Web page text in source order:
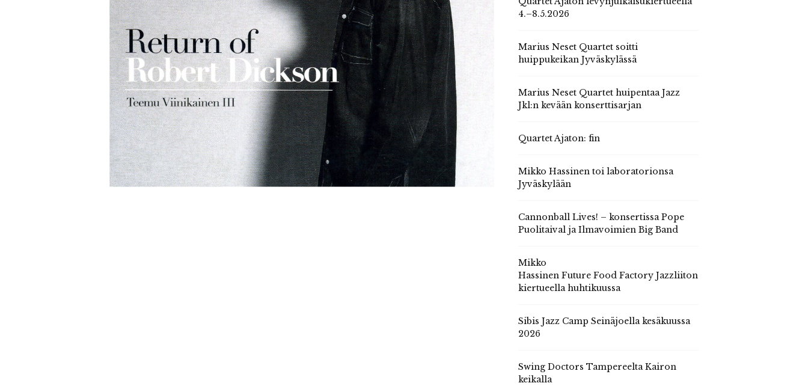
4.–8.5.2026
Marius Neset Quartet soitti
huippukeikan Jyväskylässä
Marius Neset Quartet huipentaa Jazz
Jkl:n kevään konserttisarjan
Quartet Ajaton: fin
Mikko Hassinen toi laboratorionsa
Jyväskylään
Cannonball Lives! – konsertissa Pope
Puolitaival ja Ilmavoimien Big Band
Mikko
Hassinen Future Food Factory Jazzliiton
kiertueella huhtikuussa
Sibis Jazz Camp Seinäjoella kesäkuussa
2026
Swing Doctors Tampereelta Kairon
keikalla